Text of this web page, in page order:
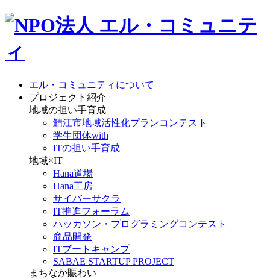
エル・コミュニティについて
プロジェクト紹介
地域の担い手育成
鯖江市地域活性化プランコンテスト
学生団体with
ITの担い手育成
地域×IT
Hana道場
Hana工房
サイバーサクラ
IT推進フォーラム
ハッカソン・プログラミングコンテスト
商品開発
ITブートキャンプ
SABAE STARTUP PROJECT
まちなか賑わい